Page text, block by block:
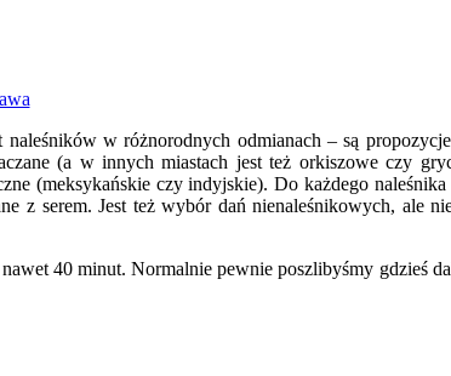
w różnorodnych odmianach – są
(a w innych miastach jest też orkiszowe czy
(meksykańskie czy indyjskie). Do każdego
z serem. Jest też wybór dań nienaleśnikowych, ale
40 minut. Normalnie pewnie poszlibyśmy gdzieś